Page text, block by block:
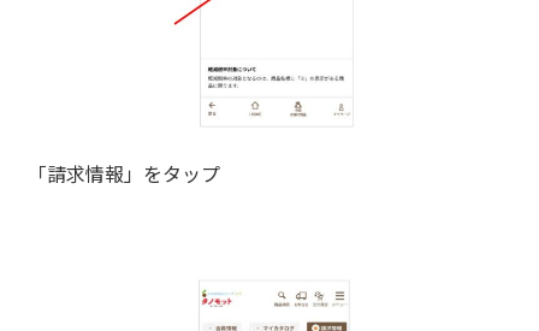
「請求情報」をタップ